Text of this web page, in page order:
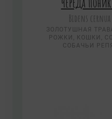
Bidens cernua
ЗОЛОТУШНАЯ
РОЖКИ, КОШКИ,
СОБАЧЬИ